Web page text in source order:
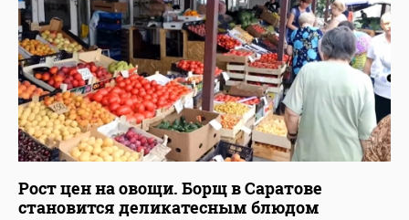
Рост цен на овощи. Борщ в Саратове
становится деликатесным блюдом